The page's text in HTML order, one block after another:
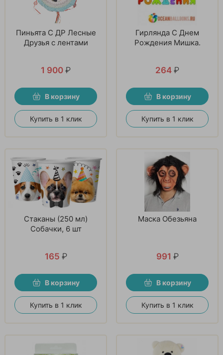
Пиньята С ДР Лесные
Друзья с лентами
1 900 ₽
В корзину
Купить в 1 клик
Гирлянда С Днем
Рождения Мишка.
264 ₽
В корзину
Купить в 1 клик
Стаканы (250 мл)
Собачки, 6 шт
165 ₽
В корзину
Купить в 1 клик
Маска Обезьяна
991 ₽
В корзину
Купить в 1 клик